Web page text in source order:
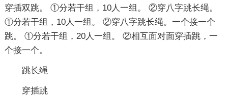
穿插双跳。 ①分若干组，10人一组。 ②穿八字跳长绳。
①分若干组，10人一组。 ②穿八字跳长绳。一个接一个
跳。 ①分若干组，20人一组。 ②相互面对面穿插跳，一
个接一个。
跳长绳
穿插跳